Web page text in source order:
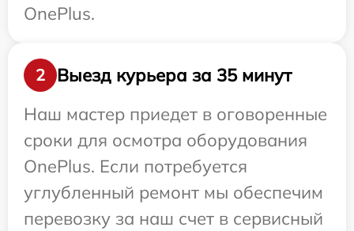
OnePlus.
2
Выезд курьера за 35 минут
Наш мастер приедет в оговоренные
сроки для осмотра оборудования
OnePlus. Если потребуется
углубленный ремонт мы обеспечим
перевозку за наш счет в сервисный